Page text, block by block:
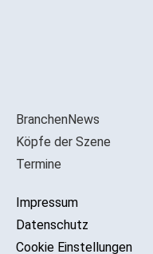
BranchenNews
Köpfe der Szene
Termine
Impressum
Datenschutz
Cookie Einstellungen